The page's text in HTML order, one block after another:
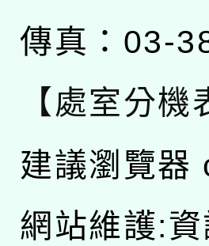
傳真：03-
【處室分機
建議瀏覽器
網站維護:資